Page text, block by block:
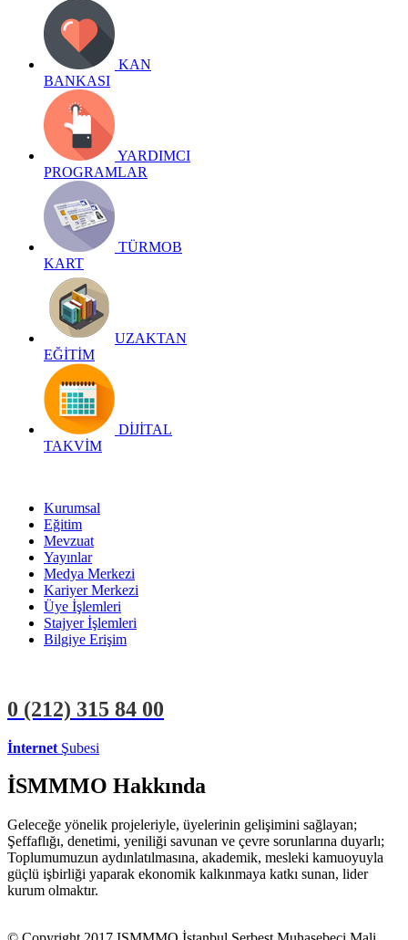
KAN
BANKASI
YARDIMCI
PROGRAMLAR
TÜRMOB
KART
UZAKTAN
EĞİTİM
DİJİTAL
TAKVİM
Kurumsal
Eğitim
Mevzuat
Yayınlar
Medya Merkezi
Kariyer Merkezi
Üye İşlemleri
Stajyer İşlemleri
Bilgiye Erişim
0 (212) 315 84 00
İnternet Şubesi
İSMMMO Hakkında
Geleceğe yönelik projeleriyle, üyelerinin gelişimini sağlayan;
Şeffaflığı, denetimi, yeniliği savunan ve çevre sorunlarına duyarlı;
Toplumumuzun aydınlatılmasına, akademik, mesleki kamuoyuyla
güçlü işbirliği yaparak ekonomik kalkınmaya katkı sunan, lider
kurum olmaktır.